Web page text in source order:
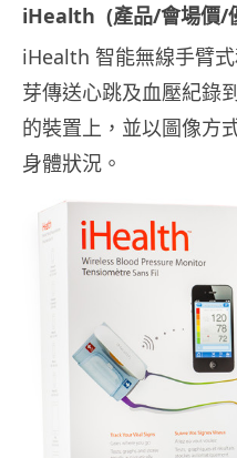
iHealth (產品/會場價/
iHealth 智能無線手臂
芽傳送心跳及血壓紀錄
的裝置上，並以圖像方
身體狀況。